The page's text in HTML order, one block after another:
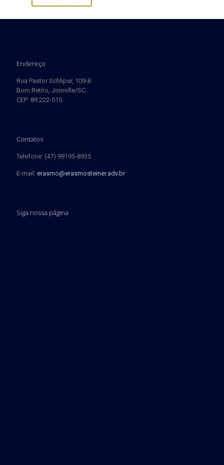
Endereço
Rua Pastor Schliper, 109-B
Bom Retiro, Joinville/SC.
CEP: 89.222-515.
Contatos
Telefone: (47) 99195-8935
E-mail: erasmo@erasmosteiner.adv.br
Siga nossa página